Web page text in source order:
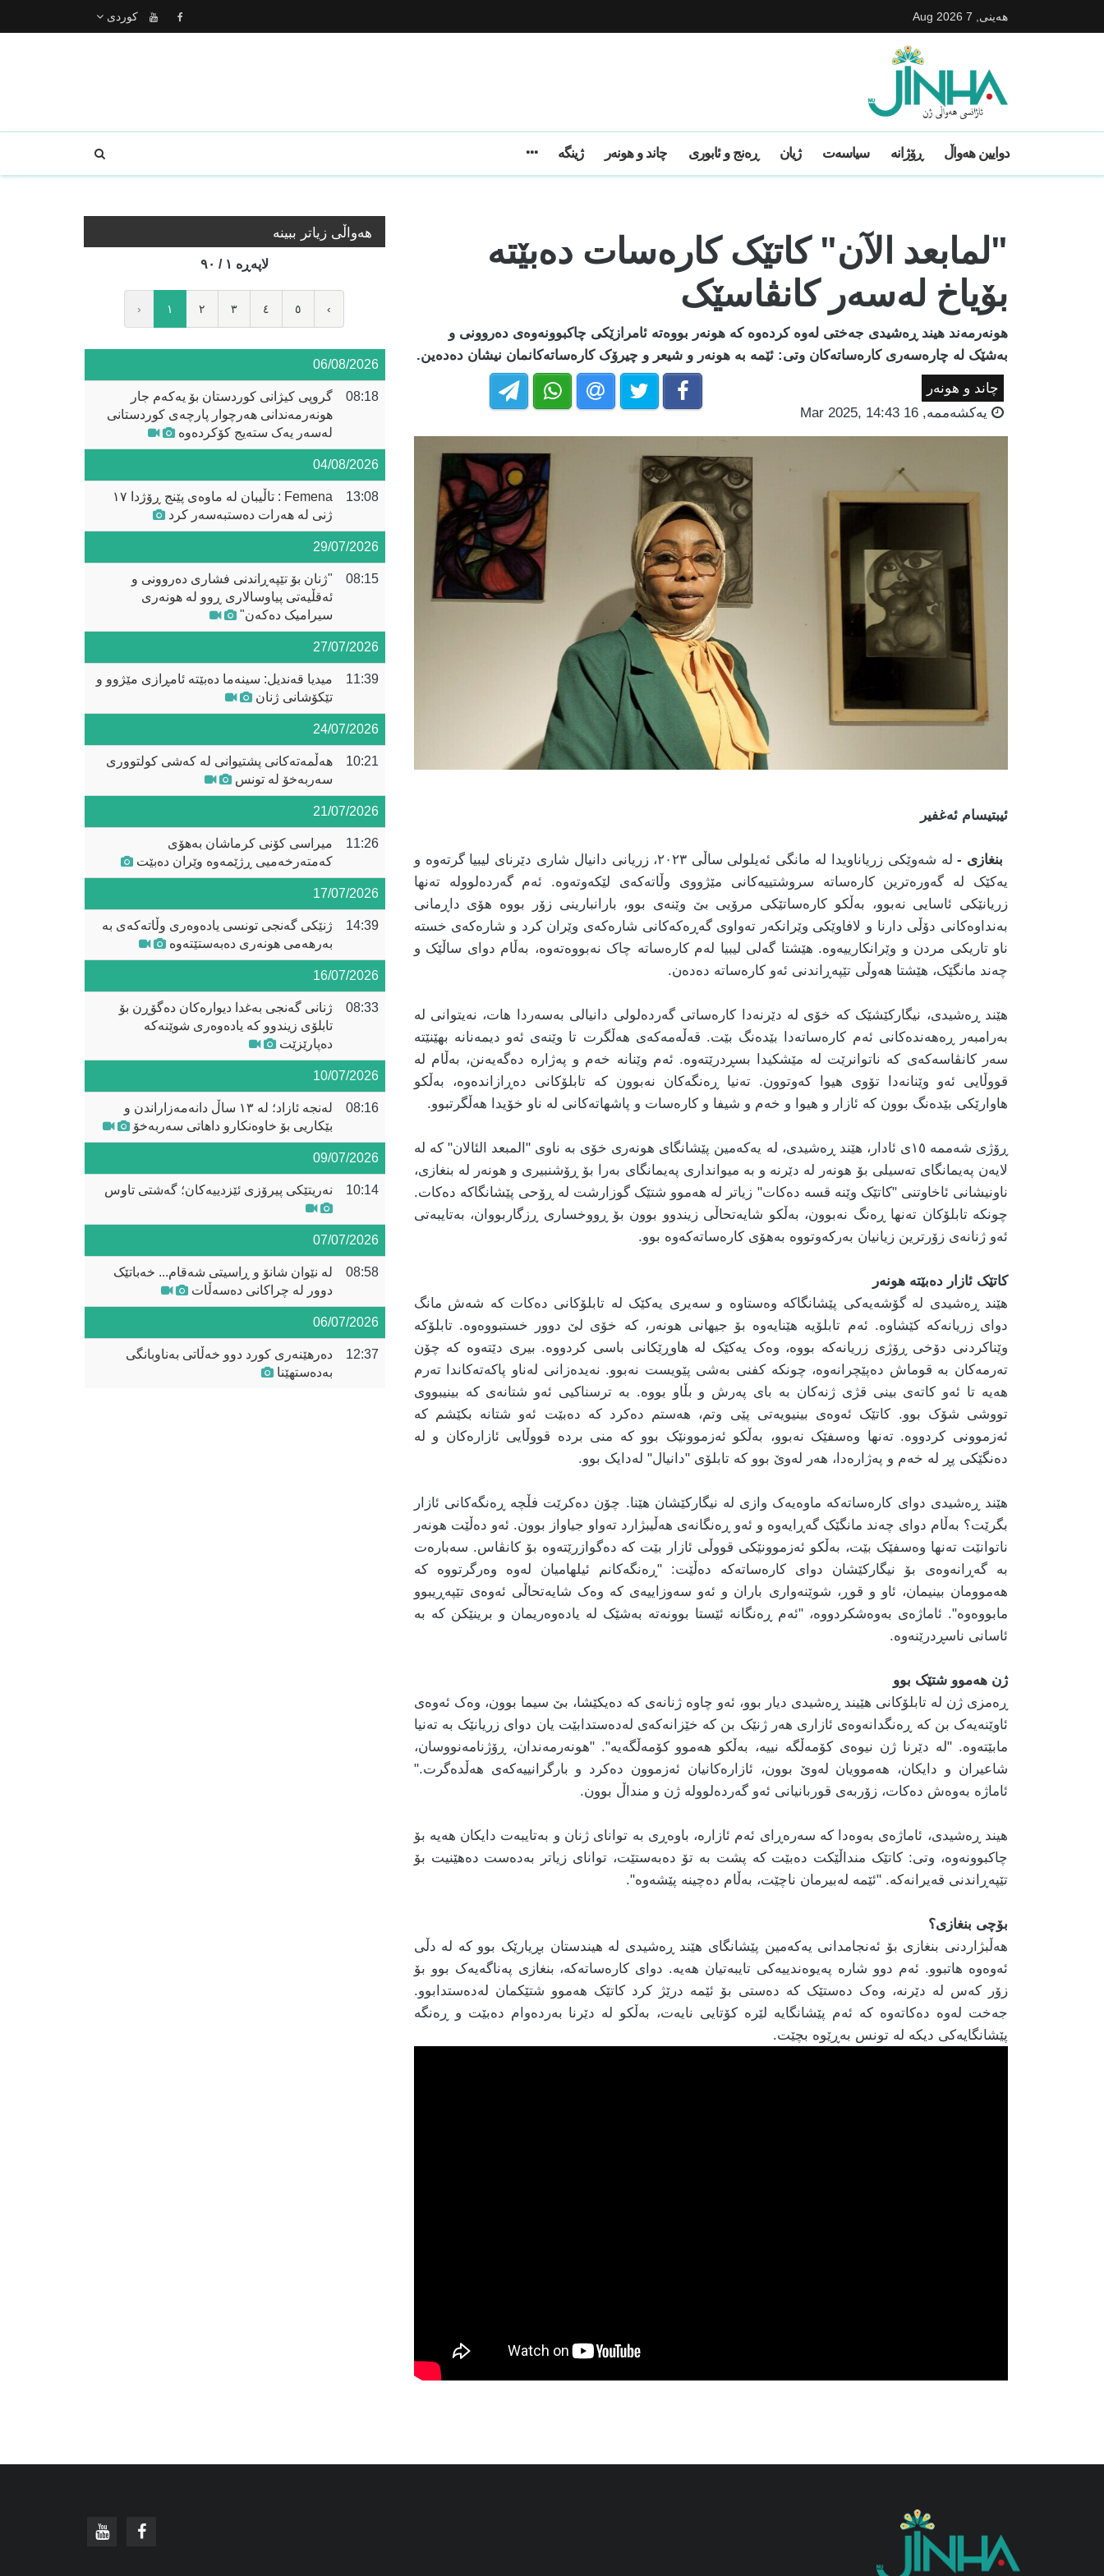
هه‌ینی, 7 Aug 2026 كوردى
دوایین ھەواڵ ڕۆژانە سیاسەت ژیان ڕەنج و ئابوری چاند و هونەر ژینگه
"لمابعد الآن" کاتێک کارەسات دەبێتە
بۆیاخ لەسەر کانڤاسێک
هونەرمەند هیند ڕەشیدی جەختی لەوە کردەوە کە هونەر بووەتە ئامرازێکی چاکبوونەوەی دەروونی و
بەشێک لە چارەسەری کارەساتەکان وتی: ئێمە بە هونەر و شیعر و چیرۆک کارەساتەکانمان نیشان دەدەین.
چاند و هونەر
یه‌كشه‌ممه‌, 16 Mar 2025, 14:43
ئیبتیسام ئەغفیر
بنغازی -
لە شەوێکی زریاناویدا لە مانگی ئەیلولی ساڵی ٢٠٢٣، زریانی دانیال شاری دێرنای لیبیا گرتەوە و
یەکێک لە گەورەترین کارەساتە سروشتییەکانی مێژووی وڵاتەکەی لێکەوتەوە. ئەم گەردەلوولە تەنها
زریانێکی ئاسایی نەبوو، بەڵکو کارەساتێکی مرۆیی بێ وێنەی بوو، بارانبارینی زۆر بووە هۆی داڕمانی
بەنداوەکانی دۆڵی دارنا و لافاوێکی وێرانکەر تەواوی گەڕەکەکانی شارەکەی وێران کرد و شارەکەی خستە
ناو تاریکی مردن و وێرانکارییەوە. هێشتا گەلی لیبیا لەم کارەساتە چاک نەبووەتەوە، بەڵام دوای ساڵێک و
چەند مانگێک، هێشتا هەوڵی تێپەڕاندنی ئەو کارەساتە دەدەن.
هێند ڕەشیدی، نیگارکێشێک کە خۆی لە دێرنەدا کارەساتی گەردەلولی دانیالی بەسەردا هات، نەیتوانی لە
بەرامبەر ڕەهەندەکانی ئەم کارەساتەدا بێدەنگ بێت. قەڵەمەکەی هەڵگرت تا وێنەی ئەو دیمەنانە بهێنێتە
سەر کانڤاسەکەی کە ناتوانرێت لە مێشکیدا بسڕدرێتەوە. ئەم وێنانە خەم و پەژارە دەگەیەنن، بەڵام لە
قووڵایی ئەو وێنانەدا تۆوی هیوا کەوتوون. تەنیا ڕەنگەکان نەبوون کە تابلۆکانی دەڕازاندەوە، بەڵکو
هاوارێکی بێدەنگ بوون کە ئازار و هیوا و خەم و شیفا و کارەسات و پاشهاتەکانی لە ناو خۆیدا هەڵگرتبوو.
ڕۆژی شەممە ١٥ی ئادار، هێند ڕەشیدی، لە یەکەمین پێشانگای هونەری خۆی بە ناوی "المبعد الئالان" کە لە
لایەن پەیمانگای تەسیلی بۆ هونەر لە دێرنە و بە میوانداری پەیمانگای بەرا بۆ ڕۆشنبیری و هونەر لە بنغازی،
ناونیشانی ئاخاوتنی "کاتێک وێنە قسە دەکات" زیاتر لە هەموو شتێک گوزارشت لە ڕۆحی پێشانگاکە دەکات.
چونکە تابلۆکان تەنها ڕەنگ نەبوون، بەڵکو شایەتحاڵی زیندوو بوون بۆ ڕووخساری ڕزگاربووان، بەتایبەتی
ئەو ژنانەی زۆرترین زیانیان بەرکەوتووە بەهۆی کارەساتەکەوە بوو.
کاتێک ئازار دەبێتە هونەر
هێند ڕەشیدی لە گۆشەیەکی پێشانگاکە وەستاوە و سەیری یەکێک لە تابلۆکانی دەکات کە شەش مانگ
دوای زریانەکە کێشاوە. ئەم تابلۆیە هێنایەوە بۆ جیهانی هونەر، کە خۆی لێ دوور خستبووەوە. تابلۆکە
وێناکردنی دۆخی ڕۆژی زریانەکە بووە، وەک یەکێک لە هاوڕێکانی باسی کردووە. بیری دێتەوە کە چۆن
تەرمەکان بە قوماش دەپێچرانەوە، چونکە کفنی بەشی پێویست نەبوو. نەیدەزانی لەناو پاکەتەکاندا تەرم
هەیە تا ئەو کاتەی بینی قژی ژنەکان بە بای پەرش و بڵاو بووە. بە ترسناکیی ئەو شتانەی کە بینیبووی
تووشی شۆک بوو. کاتێک ئەوەی بینیویەتی پێی وتم، هەستم دەکرد کە دەبێت ئەو شتانە بکێشم کە
ئەزموونی کردووە. تەنها وەسفێک نەبوو، بەڵکو ئەزموونێک بوو کە منی بردە قووڵایی ئازارەکان و لە
دەنگێکی پڕ لە خەم و پەژارەدا، هەر لەوێ بوو کە تابلۆی "دانیال" لەدایک بوو.
هێند ڕەشیدی دوای کارەساتەکە ماوەیەک وازی لە نیگارکێشان هێنا. چۆن دەکرێت فڵچە ڕەنگەکانی ئازار
بگرێت؟ بەڵام دوای چەند مانگێک گەڕایەوە و ئەو ڕەنگانەی هەڵیبژارد تەواو جیاواز بوون. ئەو دەڵێت هونەر
ناتوانێت تەنها وەسفێک بێت، بەڵکو ئەزموونێکی قووڵی ئازار بێت کە دەگوازرێتەوە بۆ کانڤاس. سەبارەت
بە گەڕانەوەی بۆ نیگارکێشان دوای کارەساتەکە دەڵێت: "ڕەنگەکانم ئیلهامیان لەوە وەرگرتووە کە
هەموومان بینیمان، ئاو و قوڕ، شوێنەواری باران و ئەو سەوزاییەی کە وەک شایەتحاڵی ئەوەی تێپەڕیبوو
مابووەوە". ئاماژەی بەوەشکردووە، "ئەم ڕەنگانە ئێستا بوونەتە بەشێک لە یادەوەریمان و برینێکن کە بە
ئاسانی ناسڕدرێنەوە.
ژن هەموو شتێک بوو
ڕەمزی ژن لە تابلۆکانی هێیند ڕەشیدی دیار بوو، ئەو چاوە ژنانەی کە دەیکێشا، بێ سیما بوون، وەک ئەوەی
ئاوێنەیەک بن کە ڕەنگدانەوەی ئازاری هەر ژنێک بن کە خێزانەکەی لەدەستدابێت یان دوای زریانێک بە تەنیا
مابێتەوە. "لە دێرنا ژن نیوەی کۆمەڵگە نییە، بەڵکو هەموو کۆمەڵگەیە". "هونەرمەندان، ڕۆژنامەنووسان،
شاعیران و دایکان، هەموویان لەوێ بوون، ئازارەکانیان ئەزموون دەکرد و بارگرانییەکەی هەڵدەگرت."
ئاماژە بەوەش دەکات، زۆربەی قوربانیانی ئەو گەردەلوولە ژن و منداڵ بوون.
هیند ڕەشیدی، ئاماژەی بەوەدا کە سەرەڕای ئەم ئازارە، باوەڕی بە توانای ژنان و بەتایبەت دایکان هەیە بۆ
چاکبوونەوە، وتی: کاتێک منداڵێکت دەبێت کە پشت بە تۆ دەبەستێت، توانای زیاتر بەدەست دەهێنیت بۆ
تێپەڕاندنی قەیرانەکە. "ئێمە لەبیرمان ناچێت، بەڵام دەچینە پێشەوە".
بۆچی بنغازی؟
هەڵبژاردنی بنغازی بۆ ئەنجامدانی یەکەمین پێشانگای هێند ڕەشیدی لە هیندستان بڕیارێک بوو کە لە دڵی
ئەوەوە هاتبوو. ئەم دوو شارە پەیوەندییەکی تایبەتیان هەیە. دوای کارەساتەکە، بنغازی پەناگەیەک بوو بۆ
زۆر کەس لە دێرنە، وەک دەستێک کە دەستی بۆ ئێمە درێژ کرد کاتێک هەموو شتێکمان لەدەستدابوو.
جەخت لەوە دەکاتەوە کە ئەم پێشانگایە لێرە کۆتایی نایەت، بەڵکو لە دێرنا بەردەوام دەبێت و ڕەنگە
پێشانگایەکی دیکە لە تونس بەڕێوە بچێت.
هه‌واڵی زیاتر ببینە
لاپه‌ڕه‌ ١ / ٩٠
‹ ١ ٢ ٣ ٤ ٥ ›
06/08/2026
08:18
گروپی کیژانی کوردستان بۆ یەکەم جار
هونەرمەندانی هەرچوار پارچەی کوردستانی
لەسەر یەک ستەیج کۆکردەوە
04/08/2026
13:08
Femena : تاڵیبان لە ماوەی پێنج ڕۆژدا ١٧
ژنی لە هەرات دەستبەسەر کرد
29/07/2026
08:15
"ژنان بۆ تێپەڕاندنی فشاری دەروونی و
ئەقڵیەتی پیاوسالاری ڕوو لە هونەری
سیرامیک دەکەن"
27/07/2026
11:39
میدیا قەندیل: سینەما دەبێتە ئامڕازی مێژوو و
تێکۆشانی ژنان
24/07/2026
10:21
هەڵمەتەکانی پشتیوانی لە کەشی کولتووری
سەربەخۆ لە تونس
21/07/2026
11:26
میراسی کۆنی کرماشان بەهۆی
کەمتەرخەمیی ڕژێمەوە وێران دەبێت
17/07/2026
14:39
ژنێکی گەنجی تونسی یادەوەری وڵاتەکەی بە
بەرهەمی هونەری دەبەستێتەوە
16/07/2026
08:33
ژنانی گەنجی بەغدا دیوارەکان دەگۆڕن بۆ
تابلۆی زیندوو کە یادەوەری شوێنەکە
دەپارێزێت
10/07/2026
08:16
لەنجە ئازاد؛ لە ١٣ ساڵ دانەمەزاراندن و
بێکاریی بۆ خاوەنکارو داهاتی سەربەخۆ
09/07/2026
10:14 نەریتێکی پیرۆزی ئێزدییەکان؛ گەشتی تاوس
07/07/2026
08:58
لە نێوان شانۆ و ڕاسیتی شەقام... خەباتێک
دوور لە چراکانی دەسەڵات
06/07/2026
12:37
دەرهێنەری کورد دوو خەڵاتی بەناوبانگی
بەدەستهێنا